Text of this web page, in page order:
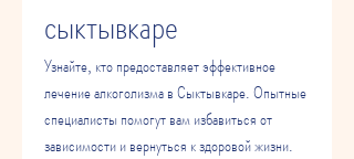
сыктывкаре
Узнайте, кто предоставляет эффективное
лечение алкоголизма в Сыктывкаре. Опытные
специалисты помогут вам избавиться от
зависимости и вернуться к здоровой жизни.